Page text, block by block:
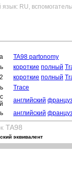
RU,
TA98 partonomy
короткие полный
короткие полный
Trace
английский
английский
TA98
эквивалент